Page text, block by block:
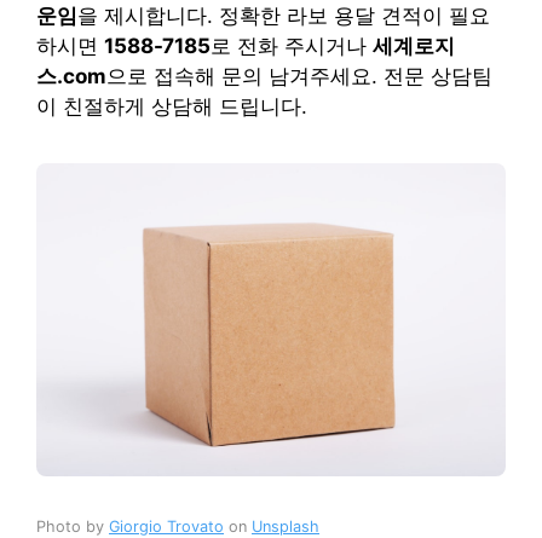
운임을 제시합니다. 정확한 라보 용달 견적이 필요
하시면 1588-7185로 전화 주시거나 세계로지
스.com으로 접속해 문의 남겨주세요. 전문 상담팀
이 친절하게 상담해 드립니다.
Photo by Giorgio Trovato on Unsplash